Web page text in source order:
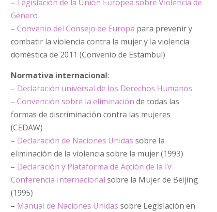
– Legislación de la Unión Europea sobre Violencia de
Género
–Convenio del Consejo de Europa para prevenir y
combatir la violencia contra la mujer y la violencia
doméstica de 2011 (Convenio de Estambul)
Normativa internacional:
– Declaración universal de los Derechos Humanos
–Convención sobre la eliminación de todas las
formas de discriminación contra las mujeres
(CEDAW)
– Declaración de Naciones Unidas sobre la
eliminación de la violencia sobre la mujer (1993)
– Declaración y Plataforma de Acción de la IV
Conferencia Internacional sobre la Mujer de Beijing
(1995)
– Manual de Naciones Unidas sobre Legislación en